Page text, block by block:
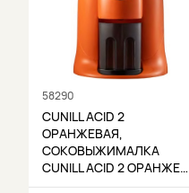
58290
CUNILL ACID 2
ОРАНЖЕВАЯ,
СОКОВЫЖИМАЛКА
CUNILL ACID 2 ОРАНЖЕ…